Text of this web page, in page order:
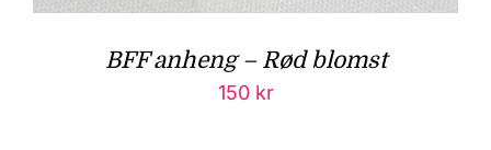
BFF anheng – Rød blomst
150 kr